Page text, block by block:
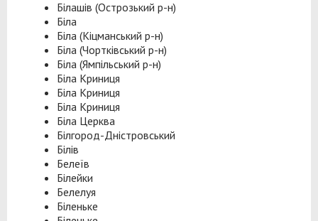
Білашів (Острозький р-н)
Біла
Біла (Кіцманський р-н)
Біла (Чортківський р-н)
Біла (Ямпільський р-н)
Біла Криниця
Біла Криниця
Біла Криниця
Біла Церква
Білгород-Дністровський
Білів
Белеїв
Білейки
Белелуя
Біленьке